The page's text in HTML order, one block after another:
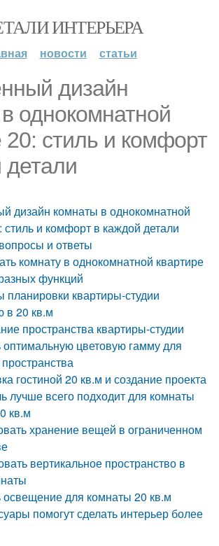
ИНТЕРЬЕРА
новости статьи
дизайн
однокомнатной
20: стиль и комфорт
детали
дизайн комнаты в однокомнатной
стиль и комфорт в каждой детали
и ответы
комнату в однокомнатной квартире
функций
квартиры-студии
в 20 кв.м
пространства квартиры-студии
оптимальную цветовую гамму для
гостиной 20 кв.м и создание проекта
лучше всего подходит для комнаты
кв.м
хранение вещей в ограниченном
вертикальное пространство в
освещение для комнаты 20 кв.м
помогут сделать интерьер более